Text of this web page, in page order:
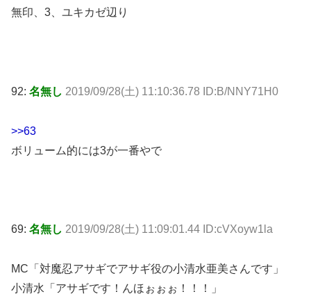
無印、3、ユキカゼ辺り
92: 名無し 2019/09/28(土) 11:10:36.78 ID:B/NNY71H0
>>63
ボリューム的には3が一番やで
69: 名無し 2019/09/28(土) 11:09:01.44 ID:cVXoyw1la
MC「対魔忍アサギでアサギ役の小清水亜美さんです」
小清水「アサギです！んほぉぉぉ！！！」